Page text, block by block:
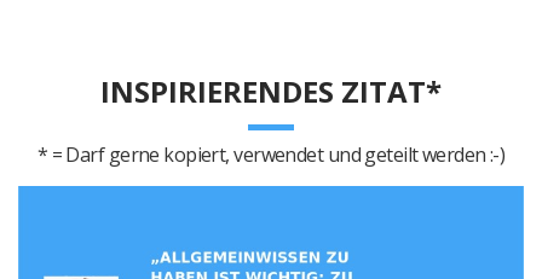
INSPIRIERENDES ZITAT*
* = Darf gerne kopiert, verwendet und geteilt werden :-)